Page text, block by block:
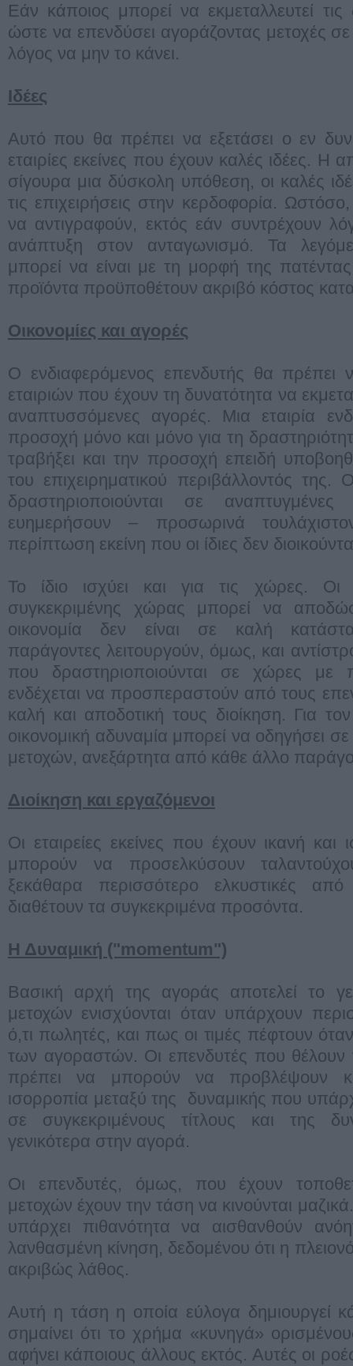
Εάν κάποιος μπορεί να εκμεταλλευτεί
ώστε να επενδύσει αγοράζοντας μετοχές σε
λόγος να μην το κάνει.
Ιδέες
Αυτό που θα πρέπει να εξετάσει ο εν
εταιρίες εκείνες που έχουν καλές ιδέες. Η
σίγουρα μια δύσκολη υπόθεση, οι καλές
τις επιχειρήσεις στην κερδοφορία.
να αντιγραφούν, εκτός εάν συντρέχουν
ανάπτυξη στον ανταγωνισμό. Τα
μπορεί να είναι με τη μορφή της
προϊόντα προϋποθέτουν ακριβό κόστος
Οικονομίες και αγορές
Ο ενδιαφερόμενος επενδυτής θα πρέπει
εταιριών που έχουν τη δυνατότητα να
αναπτυσσόμενες αγορές. Μια εταιρία
προσοχή μόνο και μόνο για τη
τραβήξει και την προσοχή επειδή
του επιχειρηματικού περιβάλλοντός της.
δραστηριοποιούνται σε
ευημερήσουν – προσωρινά
περίπτωση εκείνη που οι ίδιες δεν
Το ίδιο ισχύει και για τις χώρες. Οι
συγκεκριμένης χώρας μπορεί να
οικονομία δεν είναι σε καλή
παράγοντες λειτουργούν, όμως, και
που δραστηριοποιούνται σε χώρες με
ενδέχεται να προσπεραστούν από τους
καλή και αποδοτική τους διοίκηση. Για
οικονομική αδυναμία μπορεί να οδηγήσει
μετοχών, ανεξάρτητα από κάθε άλλο
Διοίκηση και εργαζόμενοι
Οι εταιρείες εκείνες που έχουν ικανή και
μπορούν να προσελκύσουν
ξεκάθαρα περισσότερο ελκυστικές
διαθέτουν τα συγκεκριμένα προσόντα.
Η Δυναμική ("momentum")
Βασική αρχή της αγοράς αποτελεί το
μετοχών ενισχύονται όταν υπάρχουν
ό,τι πωλητές, και πως οι τιμές πέφτουν
των αγοραστών. Οι επενδυτές που
πρέπει να μπορούν να προβλέψουν
ισορροπία μεταξύ της δυναμικής που
σε συγκεκριμένους τίτλους και της
γενικότερα στην αγορά.
Οι επενδυτές, όμως, που έχουν
μετοχών έχουν την τάση να κινούνται
υπάρχει πιθανότητα να αισθανθούν
λανθασμένη κίνηση, δεδομένου ότι η
ακριβώς λάθος.
Αυτή η τάση η οποία εύλογα δημιουργεί
σημαίνει ότι το χρήμα «κυνηγά»
αφήνει κάποιους άλλους εκτός. Αυτές οι